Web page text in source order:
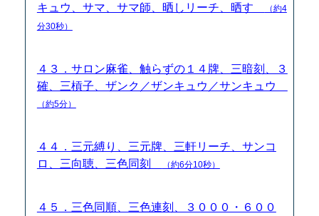
キュウ、サマ、サマ師、晒しリーチ、晒す
（約4
分30秒）
４３．サロン麻雀、触らずの１４牌、三暗刻、３
確、三槓子、ザンク／ザンキュウ／サンキュウ
（約5分）
４４．三元縛り、三元牌、三軒リーチ、サンコ
ロ、三向聴、三色同刻
（約6分10秒）
４５．三色同順、三色連刻、３０００・６００